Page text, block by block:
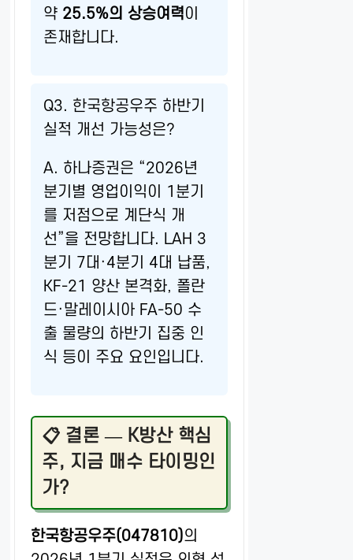
약 25.5%의 상승여력이
존재합니다.
Q3. 한국항공우주 하반기
실적 개선 가능성은?
A. 하나증권은 “2026년
분기별 영업이익이 1분기
를 저점으로 계단식 개
선”을 전망합니다. LAH 3
분기 7대·4분기 4대 납품,
KF-21 양산 본격화, 폴란
드·말레이시아 FA-50 수
출 물량의 하반기 집중 인
식 등이 주요 요인입니다.
📋 결론 — K방산 핵심
주, 지금 매수 타이밍인
가?
한국항공우주(047810)의